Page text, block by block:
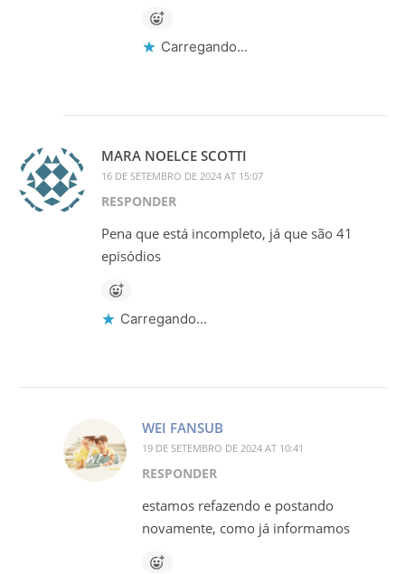
Carregando...
MARA NOELCE SCOTTI
16 DE SETEMBRO DE 2024 AT 15:07
RESPONDER
Pena que está incompleto, já que são 41
episódios
Carregando...
WEI FANSUB
19 DE SETEMBRO DE 2024 AT 10:41
RESPONDER
estamos refazendo e postando
novamente, como já informamos